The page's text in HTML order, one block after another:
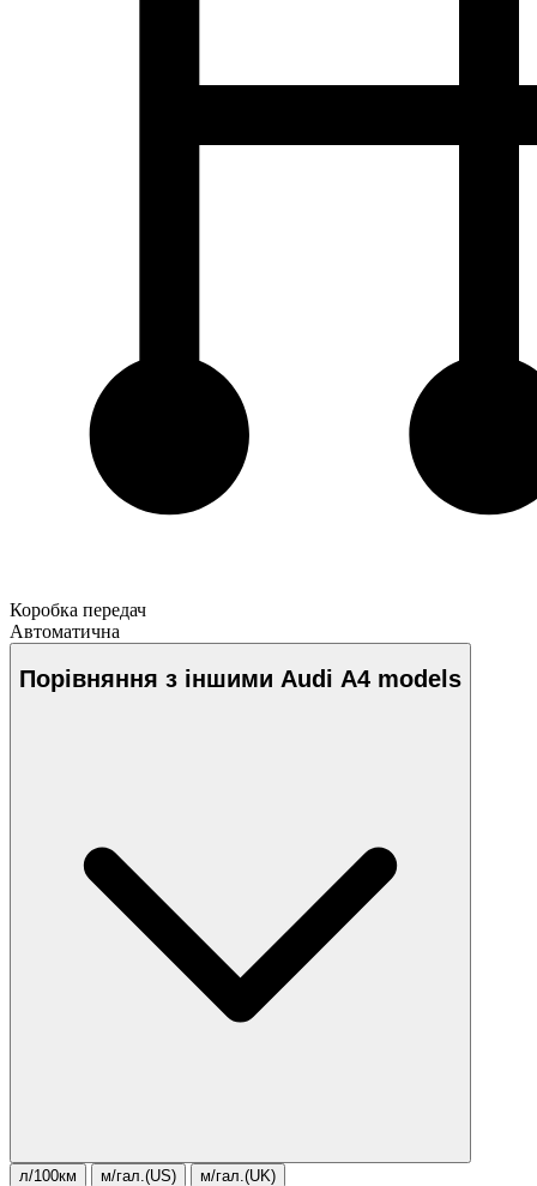
Коробка передач
Автоматична
Порівняння з іншими Audi A4 models
л/100км м/гал.(US) м/гал.(UK)